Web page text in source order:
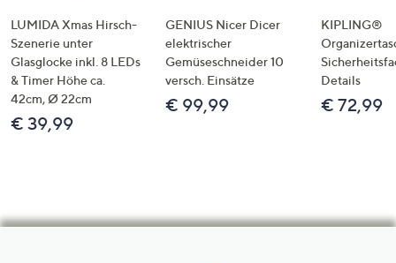
LUMIDA Xmas Hirsch-
Szenerie unter
Glasglocke inkl. 8 LEDs
& Timer Höhe ca.
42cm, Ø 22cm
€ 39,99
GENIUS Nicer Dicer
elektrischer
Gemüseschneider 10
versch. Einsätze
€ 99,99
KIPLING®
Details
€ 72,99